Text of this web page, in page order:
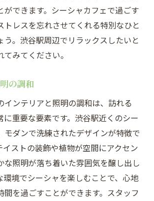
ができます。シーシャカフェで過ごす
トレスを忘れさせてくれる特別なひと
う。渋谷駅周辺でリラックスしたいと
みてください。
の調和
インテリアと照明の調和は、訪れる
に重要な要素です。渋谷駅近くのシー
モダンで洗練されたデザインが特徴で
イストの装飾や植物が空間にアクセン
な照明が落ち着いた雰囲気を醸し出し
環境でシーシャを楽しむことで、心地
間を過ごすことができます。スタッフ